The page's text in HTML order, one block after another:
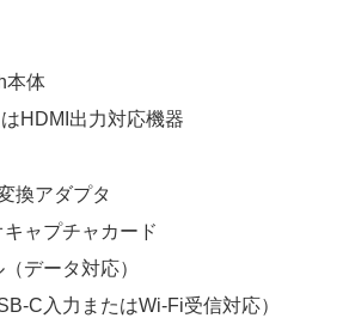
本体
HDMI出力対応機器
換アダプタ
ャプチャカード
データ対応）
C入力またはWi‑Fi受信対応）